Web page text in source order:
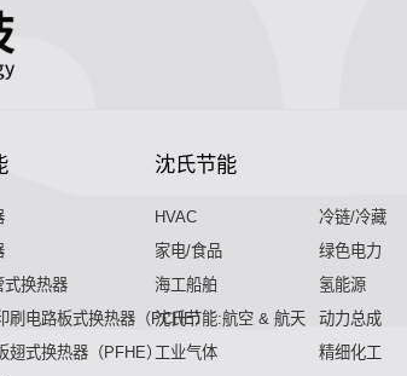
式换热器
刷电路板式换热器（PCHE）
翅式换热器（PFHE）
沈氏节能
HVAC
冷链/冷藏
家电/食品
绿色电力
海工船舶
氢能源
沈氏节能:航空 & 航天
动力总成
工业气体
精细化工